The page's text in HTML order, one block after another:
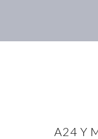
A24 Y